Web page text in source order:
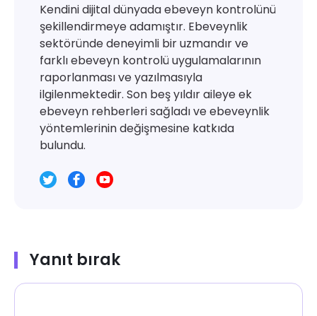
Kendini dijital dünyada ebeveyn kontrolünü
şekillendirmeye adamıştır. Ebeveynlik
sektöründe deneyimli bir uzmandır ve
farklı ebeveyn kontrolü uygulamalarının
raporlanması ve yazılmasıyla
ilgilenmektedir. Son beş yıldır aileye ek
ebeveyn rehberleri sağladı ve ebeveynlik
yöntemlerinin değişmesine katkıda
bulundu.
Yanıt bırak